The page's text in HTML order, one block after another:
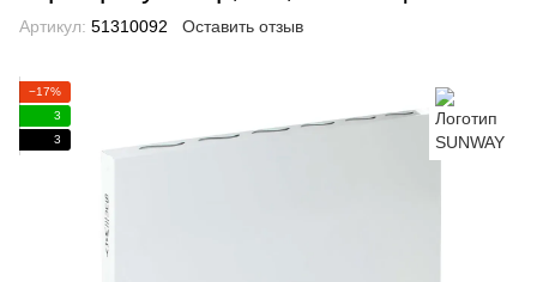
Артикул: 51310092 Оставить отзыв
−17%
3
3